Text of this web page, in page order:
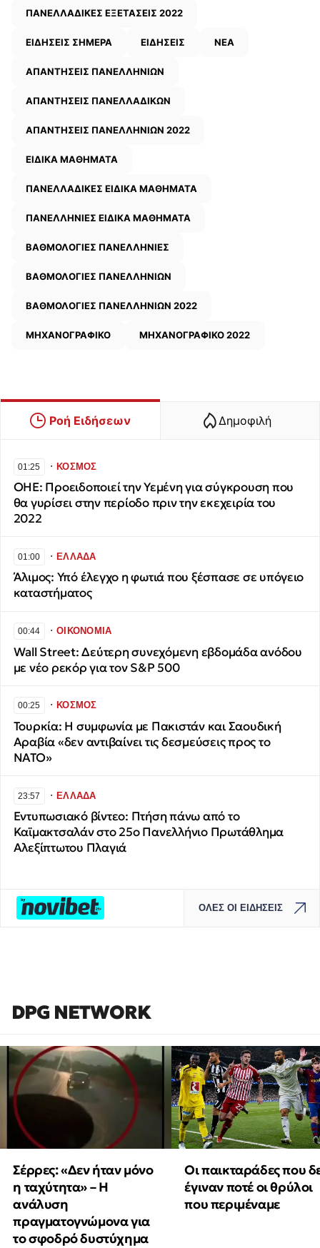
ΠΑΝΕΛΛΑΔΙΚΕΣ ΕΞΕΤΑΣΕΙΣ 2022
ΕΙΔΗΣΕΙΣ ΣΗΜΕΡΑ ΕΙΔΗΣΕΙΣ ΝΕΑ
ΑΠΑΝΤΗΣΕΙΣ ΠΑΝΕΛΛΗΝΙΩΝ
ΑΠΑΝΤΗΣΕΙΣ ΠΑΝΕΛΛΑΔΙΚΩΝ
ΑΠΑΝΤΗΣΕΙΣ ΠΑΝΕΛΛΗΝΙΩΝ 2022
ΕΙΔΙΚΑ ΜΑΘΗΜΑΤΑ
ΠΑΝΕΛΛΑΔΙΚΕΣ ΕΙΔΙΚΑ ΜΑΘΗΜΑΤΑ
ΠΑΝΕΛΛΗΝΙΕΣ ΕΙΔΙΚΑ ΜΑΘΗΜΑΤΑ
ΒΑΘΜΟΛΟΓΙΕΣ ΠΑΝΕΛΛΗΝΙΕΣ
ΒΑΘΜΟΛΟΓΙΕΣ ΠΑΝΕΛΛΗΝΙΩΝ
ΒΑΘΜΟΛΟΓΙΕΣ ΠΑΝΕΛΛΗΝΙΩΝ 2022
ΜΗΧΑΝΟΓΡΑΦΙΚΟ ΜΗΧΑΝΟΓΡΑΦΙΚΟ 2022
Ροή Ειδήσεων Δημοφιλή
01:25 ∙ΚΟΣΜΟΣ
ΟΗΕ: Προειδοποιεί την Υεμένη για σύγκρουση που
θα γυρίσει στην περίοδο πριν την εκεχειρία του
2022
01:00 ∙ΕΛΛΑΔΑ
Άλιμος: Υπό έλεγχο η φωτιά που ξέσπασε σε υπόγειο
καταστήματος
00:44 ∙ΟΙΚΟΝΟΜΙΑ
Wall Street: Δεύτερη συνεχόμενη εβδομάδα ανόδου
με νέο ρεκόρ για τον S&P 500
00:25 ∙ΚΟΣΜΟΣ
Τουρκία: Η συμφωνία με Πακιστάν και Σαουδική
Αραβία «δεν αντιβαίνει τις δεσμεύσεις προς το
ΝΑΤΟ»
23:57 ∙ΕΛΛΑΔΑ
​Εντυπωσιακό βίντεο: Πτήση πάνω από το
Καϊμακτσαλάν στο 25ο Πανελλήνιο Πρωτάθλημα
Αλεξίπτωτου Πλαγιά
ΟΛΕΣ ΟΙ ΕΙΔΗΣΕΙΣ
DPG NETWORK
Σέρρες: «Δεν ήταν μόνο
η ταχύτητα» – Η
ανάλυση
πραγματογνώμονα για
το σφοδρό δυστύχημα
Οι παικταράδες που
έγιναν ποτέ οι θρύλοι
που περιμέναμε